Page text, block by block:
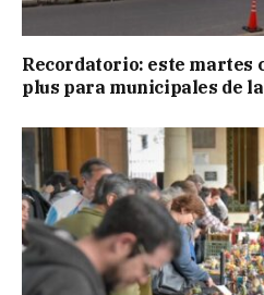
Recordatorio: este martes
plus para municipales de